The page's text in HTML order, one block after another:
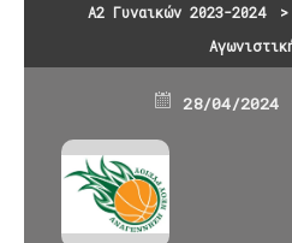
Α2 Γυναικών 2023-2024 >
28/04/2024